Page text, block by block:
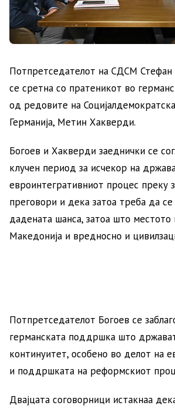
Потпретседателот на СДСМ Стефан
се сретна со пратеникот во
од редовите на
Германија, Метин Хакверди.
Богоев и Хакверди заеднички се
клучен период за исчекор на
евроинтегративниот процес преку
преговори и дека затоа треба да
дадената шанса, затоа што местото
Македонија и вредносно и
Потпретседателот Богоев се
германската поддршка што
континуитет, особено во делот на
и поддршката на реформскиот
Двајцата соговорници истакнаа